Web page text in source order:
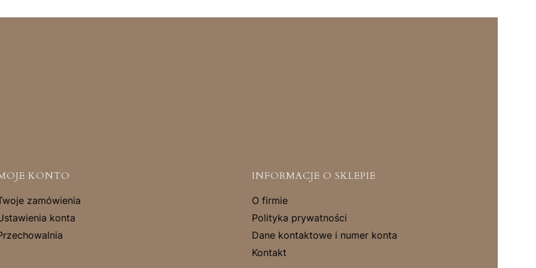
KONTO
zamówienia
konta
INFORMACJE O SKLEPIE
O firmie
Polityka prywatności
Dane kontaktowe i numer konta
Kontakt